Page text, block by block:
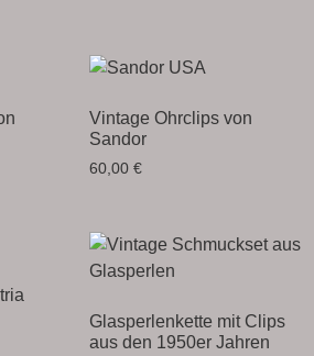
Vintage Ohrclips von
Sandor
60,00 €
Glasperlenkette mit Clips
aus den 1950er Jahren